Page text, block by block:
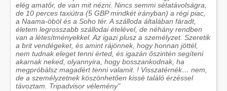
elég amatőr, de van mit nézni. Nincs semmi sétatávolságra,
de 10 perces taxiútra (5 GBP mindkét irányban) a régi piac,
a Naama-öböl és a Soho tér. A szálloda általában fáradt,
életem legrosszabb szállodai ételével, de néhány rendben
van a létesítményekkel. Az igazi plusz a személyzet. Szeretik
a brit vendégeket, és amint rájönnek, hogy honnan jöttél,
nem tudnak eleget tenni érted, és igazán őszintén segíteni
akarnak neked, olyannyira, hogy bosszankodnak, ha
megpróbálsz magadért tenni valamit. ! Visszatérnék… nem,
de a személyzetnek köszönhetően kissé találó érzéssel
távoztam. Tripadvisor vélemény"